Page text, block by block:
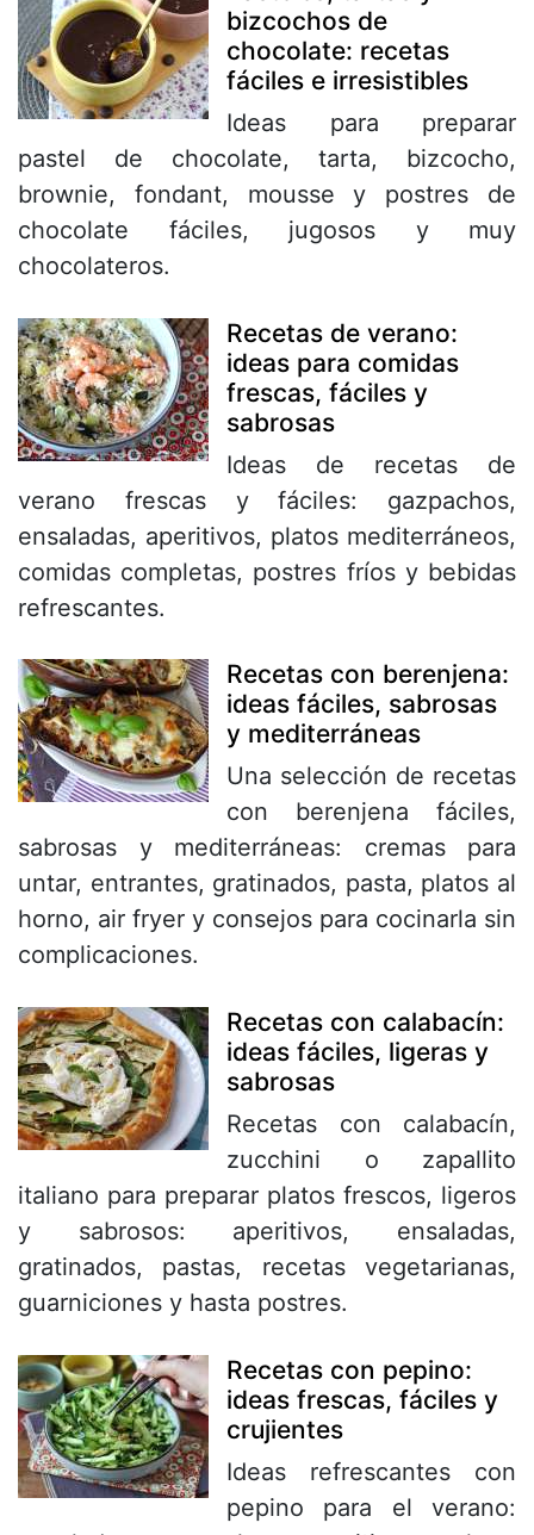
bizcochos de
chocolate: recetas
fáciles e irresistibles
Ideas para preparar
pastel de chocolate, tarta, bizcocho,
brownie, fondant, mousse y postres de
chocolate fáciles, jugosos y muy
chocolateros.
Recetas de verano:
ideas para comidas
frescas, fáciles y
sabrosas
Ideas de recetas de
verano frescas y fáciles: gazpachos,
ensaladas, aperitivos, platos mediterráneos,
comidas completas, postres fríos y bebidas
refrescantes.
Recetas con berenjena:
ideas fáciles, sabrosas
y mediterráneas
Una selección de recetas
con berenjena fáciles,
sabrosas y mediterráneas: cremas para
untar, entrantes, gratinados, pasta, platos al
horno, air fryer y consejos para cocinarla sin
complicaciones.
Recetas con calabacín:
ideas fáciles, ligeras y
sabrosas
Recetas con calabacín,
zucchini o zapallito
italiano para preparar platos frescos, ligeros
y sabrosos: aperitivos, ensaladas,
gratinados, pastas, recetas vegetarianas,
guarniciones y hasta postres.
Recetas con pepino:
ideas frescas, fáciles y
crujientes
Ideas refrescantes con
pepino para el verano: